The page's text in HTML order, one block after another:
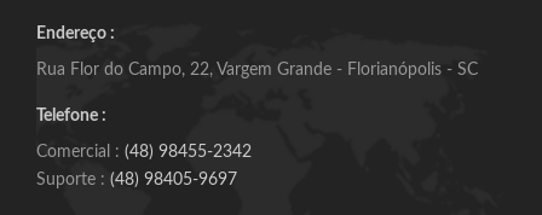
Endereço :
Rua Flor do Campo, 22, Vargem Grande - Florianópolis - SC
Telefone :
Comercial : (48) 98455-2342
Suporte : (48) 98405-9697